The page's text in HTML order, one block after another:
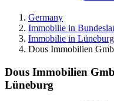
Germany
Immobilie in
Immobilie in Lüneburg
Dous Immobilien
Dous Immobilien
Lüneburg